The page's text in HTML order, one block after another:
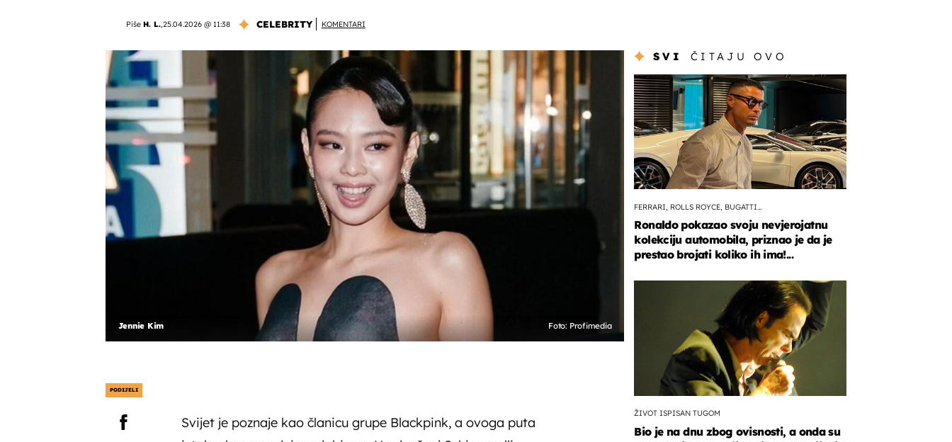
Piše H. L.,25.04.2026 @ 11:38 CELEBRITY KOMENTARI
Jennie Kim Foto: Profimedia
PODIJELI
Svijet je poznaje kao članicu grupe Blackpink, a ovoga puta
SVI ČITAJU OVO
FERRARI, ROLLS ROYCE, BUGATTI...
Ronaldo pokazao svoju nevjerojatnu
kolekciju automobila, priznao je da je
prestao brojati koliko ih ima!...
ŽIVOT ISPISAN TUGOM
Bio je na dnu zbog ovisnosti, a onda su